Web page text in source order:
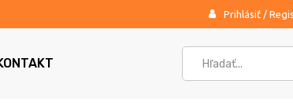
Prihlásiť /